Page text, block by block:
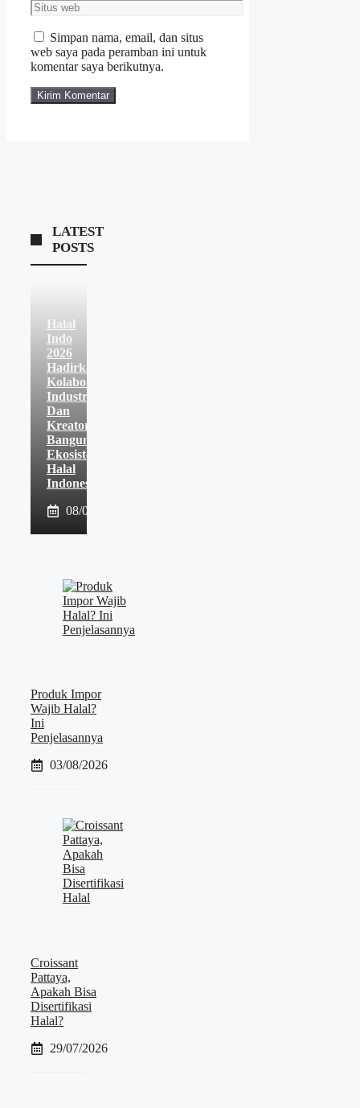
Simpan nama, email, dan situs
web saya pada peramban ini untuk
komentar saya berikutnya.
LATEST
POSTS
Halal
Indo
2026
Hadirkan
Kolaborasi
Industri
Dan
Kreator
Bangun
Ekosistem
Halal
Indonesia
08/08/2026
Produk Impor
Wajib Halal?
Ini
Penjelasannya
03/08/2026
Croissant
Pattaya,
Apakah Bisa
Disertifikasi
Halal?
29/07/2026